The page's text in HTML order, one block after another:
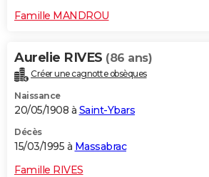
Famille MANDROU
Aurelie RIVES (86 ans)
Créer une cagnotte obsèques
Naissance
20/05/1908 à Saint-Ybars
Décès
15/03/1995 à Massabrac
Famille RIVES